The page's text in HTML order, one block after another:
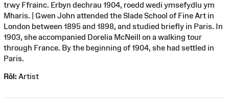
trwy Ffrainc. Erbyn dechrau 1904, roedd wedi ymsefydlu ym
Mharis. | Gwen John attended the Slade School of Fine Art in
London between 1895 and 1898, and studied briefly in Paris. In
1903, she accompanied Dorelia McNeill on a walking tour
through France. By the beginning of 1904, she had settled in
Paris.
Rôl: Artist